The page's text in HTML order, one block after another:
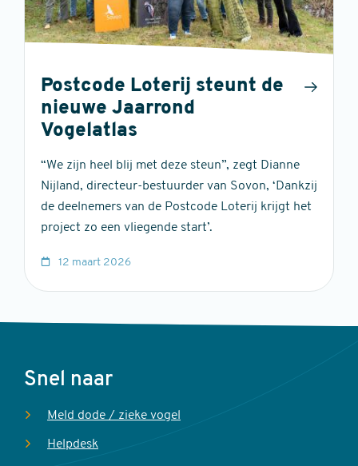
Postcode Loterij steunt de
nieuwe Jaarrond
Vogelatlas
“We zijn heel blij met deze steun”, zegt Dianne
Nijland, directeur-bestuurder van Sovon, ‘Dankzij
de deelnemers van de Postcode Loterij krijgt het
project zo een vliegende start’.
12 maart 2026
Voet
Snel naar
Meld dode / zieke vogel
Helpdesk